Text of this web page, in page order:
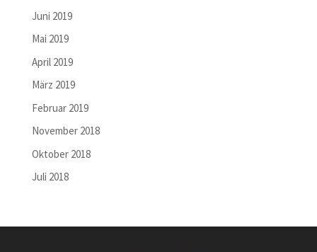
Juni 2019
Mai 2019
April 2019
März 2019
Februar 2019
November 2018
Oktober 2018
Juli 2018